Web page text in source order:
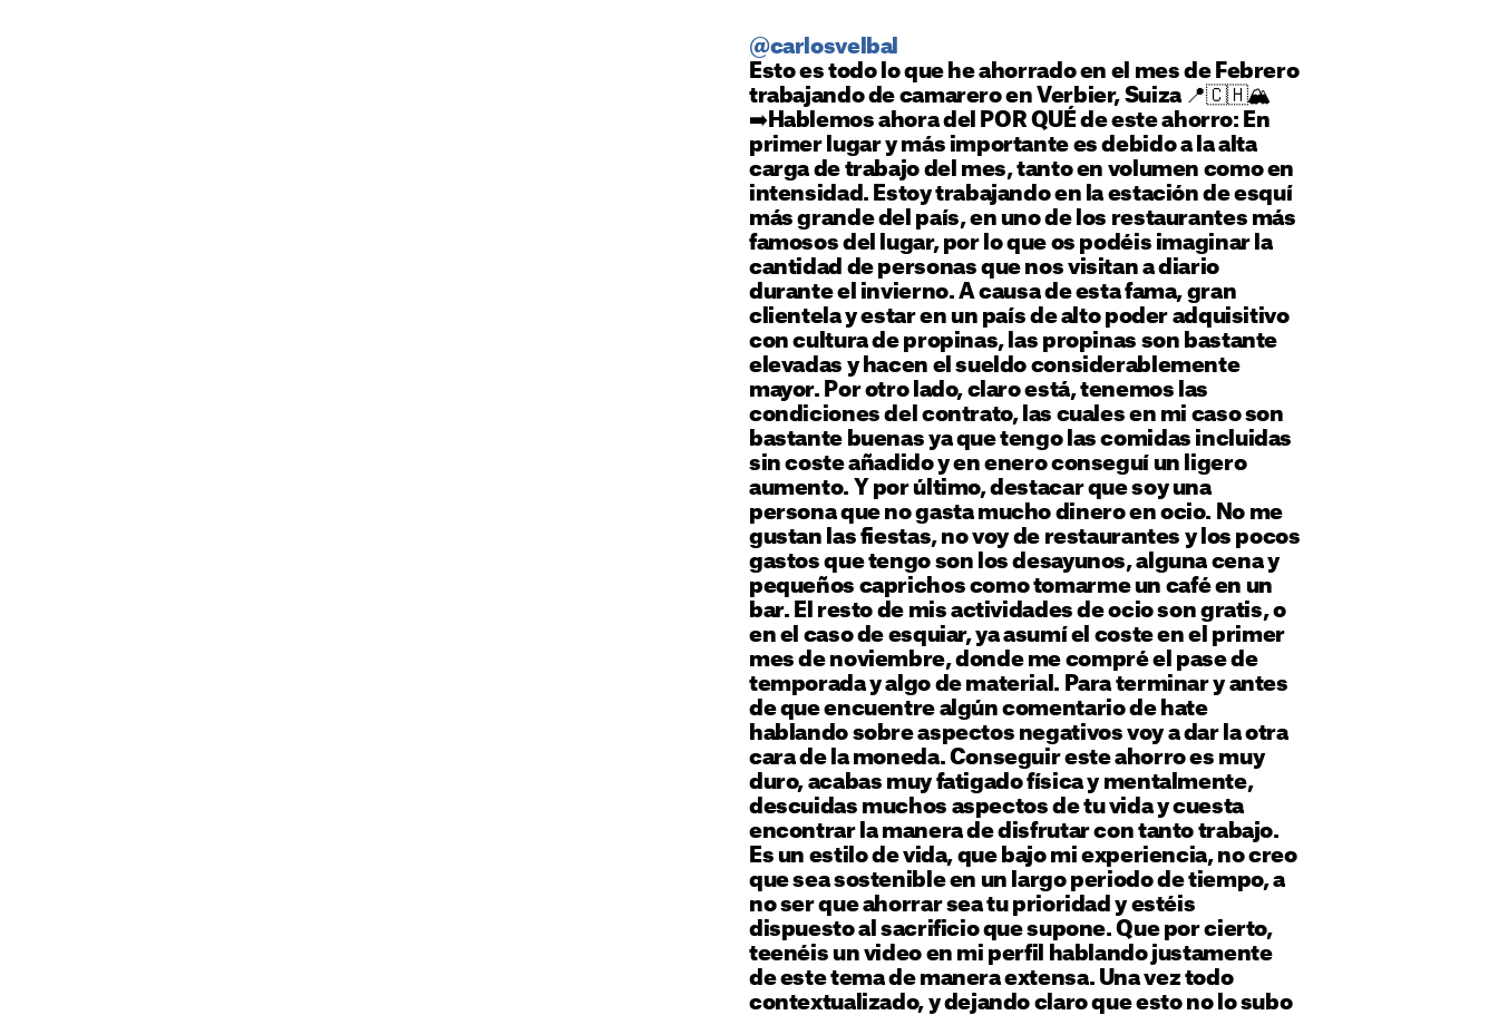
@carlosvelbal
Esto es todo lo que he ahorrado en el mes de Febrero
trabajando de camarero en Verbier, Suiza 📍🇨🇭🏔️
➡️Hablemos ahora del POR QUÉ de este ahorro: En
primer lugar y más importante es debido a la alta
carga de trabajo del mes, tanto en volumen como en
intensidad. Estoy trabajando en la estación de esquí
más grande del país, en uno de los restaurantes más
famosos del lugar, por lo que os podéis imaginar la
cantidad de personas que nos visitan a diario
durante el invierno. A causa de esta fama, gran
clientela y estar en un país de alto poder adquisitivo
con cultura de propinas, las propinas son bastante
elevadas y hacen el sueldo considerablemente
mayor. Por otro lado, claro está, tenemos las
condiciones del contrato, las cuales en mi caso son
bastante buenas ya que tengo las comidas incluidas
sin coste añadido y en enero conseguí un ligero
aumento. Y por último, destacar que soy una
persona que no gasta mucho dinero en ocio. No me
gustan las fiestas, no voy de restaurantes y los pocos
gastos que tengo son los desayunos, alguna cena y
pequeños caprichos como tomarme un café en un
bar. El resto de mis actividades de ocio son gratis, o
en el caso de esquiar, ya asumí el coste en el primer
mes de noviembre, donde me compré el pase de
temporada y algo de material. Para terminar y antes
de que encuentre algún comentario de hate
hablando sobre aspectos negativos voy a dar la otra
cara de la moneda. Conseguir este ahorro es muy
duro, acabas muy fatigado física y mentalmente,
descuidas muchos aspectos de tu vida y cuesta
encontrar la manera de disfrutar con tanto trabajo.
Es un estilo de vida, que bajo mi experiencia, no creo
que sea sostenible en un largo periodo de tiempo, a
no ser que ahorrar sea tu prioridad y estéis
dispuesto al sacrificio que supone. Que por cierto,
teenéis un video en mi perfil hablando justamente
de este tema de manera extensa. Una vez todo
contextualizado, y dejando claro que esto no lo subo